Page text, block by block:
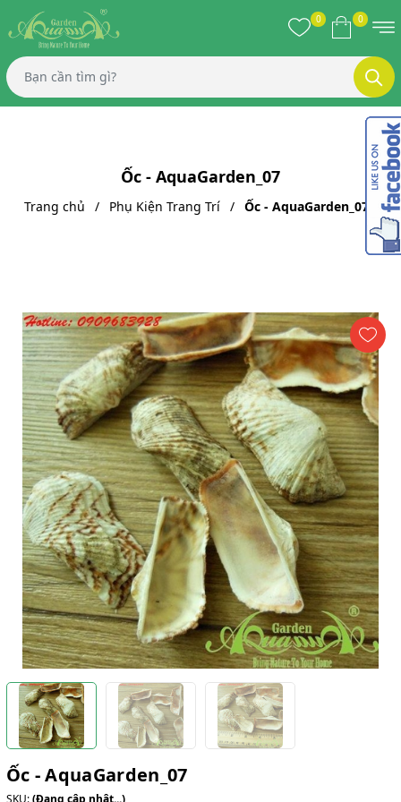
0 0
Ốc - AquaGarden_07
Trang chủ Phụ Kiện Trang Trí Ốc - AquaGarden_07
Ốc - AquaGarden_07
SKU:(Đang cập nhật...)